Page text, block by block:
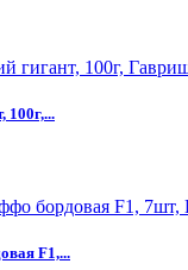
100г,...
F1,...